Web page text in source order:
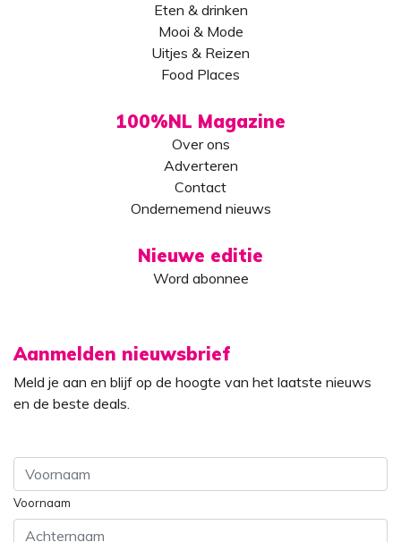
Eten & drinken
Mooi & Mode
Uitjes & Reizen
Food Places
100%NL Magazine
Over ons
Adverteren
Contact
Ondernemend nieuws
Nieuwe editie
Word abonnee
Aanmelden nieuwsbrief
Meld je aan en blijf op de hoogte van het laatste nieuws
en de beste deals.
Voornaam